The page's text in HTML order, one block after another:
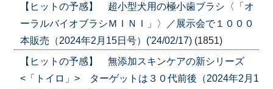
【ヒットの予感】 超小型犬用の極小歯ブラシ〈「オ
ーラルバイオブラシＭＩＮＩ」〉／展示会で１０００
本販売（2024年2月15日号）('24/02/17) (1851)
【ヒットの予感】 無添加スキンケアの新シリーズ
<「トイロ」> ターゲットは３０代前後（2024年2月1